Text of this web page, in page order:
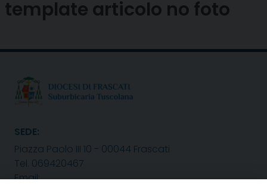
template articolo no foto
SEDE:
Piazza Paolo III 10 - 00044 Frascati
Tel. 069420467
Email: